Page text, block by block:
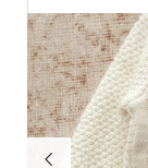
